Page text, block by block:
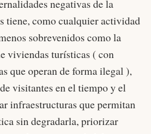
negativas de la
tiene, como cualquier actividad
sobrevenidos como la
viviendas turísticas ( con
que operan de forma ilegal ),
visitantes en el tiempo y el
infraestructuras que permitan
sin degradarla, priorizar